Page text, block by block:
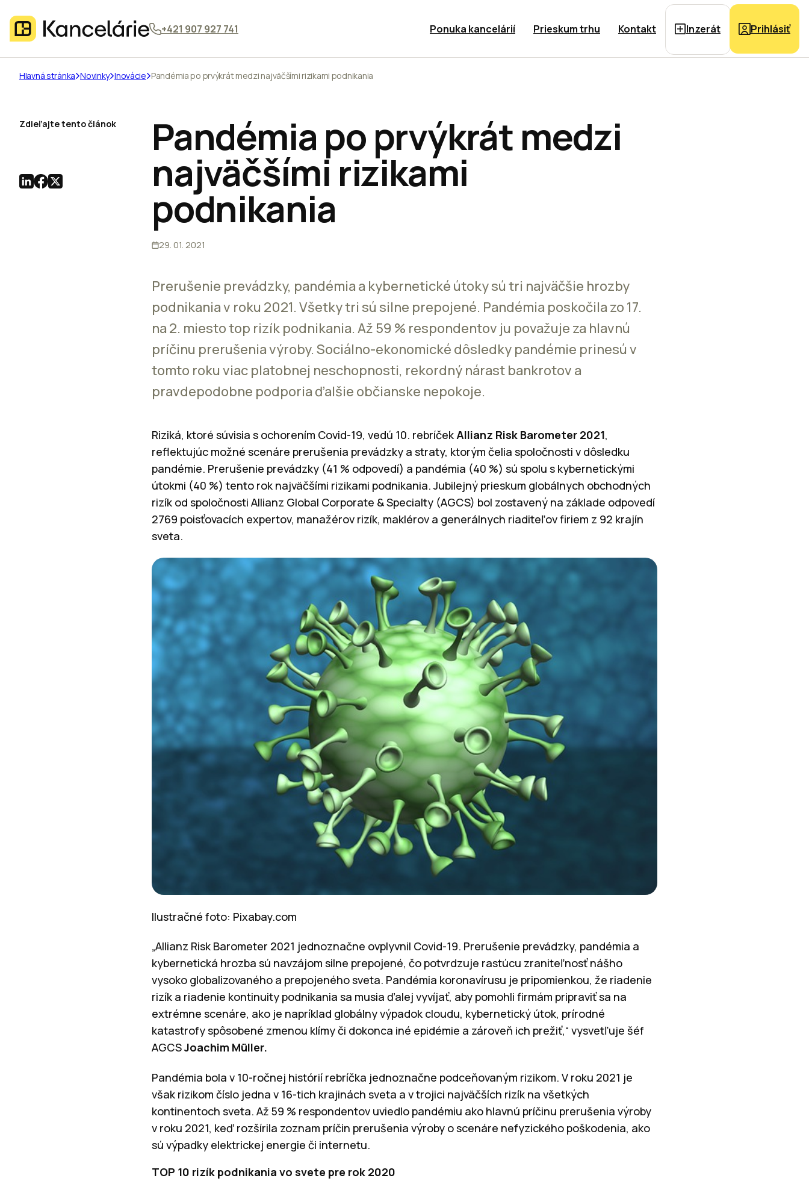
+421 907 927 741 Ponuka kancelárií Prieskum trhu Kontakt Inzerát Prihlásiť
Hlavná stránka Novinky Inovácie Pandémia po prvýkrát medzi najväčšími rizikami podnikania
Pandémia po prvýkrát medzi
najväčšími rizikami
podnikania
29. 01. 2021
Prerušenie prevádzky, pandémia a kybernetické útoky sú tri najväčšie hrozby
podnikania v roku 2021. Všetky tri sú silne prepojené. Pandémia poskočila zo 17.
na 2. miesto top rizík podnikania. Až 59 % respondentov ju považuje za hlavnú
príčinu prerušenia výroby. Sociálno-ekonomické dôsledky pandémie prinesú v
tomto roku viac platobnej neschopnosti, rekordný nárast bankrotov a
pravdepodobne podporia ďalšie občianske nepokoje.
Riziká, ktoré súvisia s ochorením Covid-19, vedú 10. rebríčekAllianz Risk Barometer 2021,
reflektujúc možné scenáre prerušenia prevádzky a straty, ktorým čelia spoločnosti v dôsledku
pandémie. Prerušenie prevádzky (41 % odpovedí) a pandémia (40 %) sú spolu s kybernetickými
útokmi (40 %) tento rok najväčšími rizikami podnikania. Jubilejný prieskum globálnych obchodných
rizík od spoločnosti Allianz Global Corporate & Specialty (AGCS) bol zostavený na základe odpovedí
2769 poisťovacích expertov, manažérov rizík, maklérov a generálnych riaditeľov firiem z 92 krajín
sveta.
Ilustračné foto: Pixabay.com
„Allianz Risk Barometer 2021 jednoznačne ovplyvnil Covid-19. Prerušenie prevádzky, pandémia a
kybernetická hrozba sú navzájom silne prepojené, čo potvrdzuje rastúcu zraniteľnosť nášho
vysoko globalizovaného a prepojeného sveta. Pandémia koronavírusu je pripomienkou, že riadenie
rizík a riadenie kontinuity podnikania sa musia ďalej vyvíjať, aby pomohli firmám pripraviť sa na
extrémne scenáre, ako je napríklad globálny výpadok cloudu, kybernetický útok, prírodné
katastrofy spôsobené zmenou klímy či dokonca iné epidémie a zároveň ich prežiť,“ vysvetľuje šéf
AGCSJoachim Müller.
Pandémia bola v 10-ročnej histórií rebríčka jednoznačne podceňovaným rizikom. V roku 2021 je
však rizikom číslo jedna v 16-tich krajinách sveta a v trojici najväčších rizík na všetkých
kontinentoch sveta. Až 59 % respondentov uviedlo pandémiu ako hlavnú príčinu prerušenia výroby
v roku 2021, keď rozšírila zoznam príčin prerušenia výroby o scenáre nefyzického poškodenia, ako
sú výpadky elektrickej energie či internetu.
TOP 10 rizík podnikania vo svete pre rok 2020
Zdieľajte tento článok